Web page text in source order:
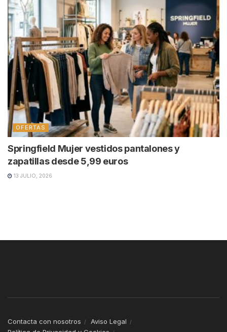
OFERTAS
Springfield Mujer vestidos pantalones y
zapatillas desde 5,99 euros
13 JULIO, 2026
Contacta con nosotros
Aviso Legal